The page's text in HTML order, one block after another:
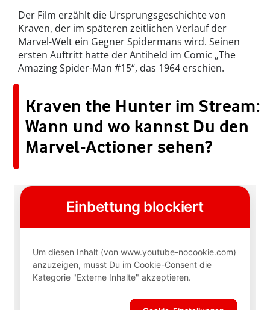
Der Film erzählt die Ursprungsgeschichte von
Kraven, der im späteren zeitlichen Verlauf der
Marvel-Welt ein Gegner Spidermans wird. Seinen
ersten Auftritt hatte der Antiheld im Comic „The
Amazing Spider-Man #15“, das 1964 erschien.
Kraven the Hunter im Stream:
Wann und wo kannst Du den
Marvel-Actioner sehen?